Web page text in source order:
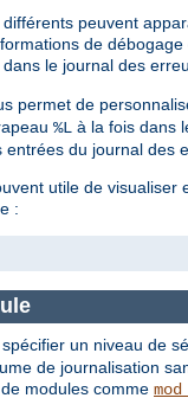
peuvent
de
le journal des
permet de
%L à la fois dans
du journal des
utile de
:
un niveau de
de journalisation
modules comme